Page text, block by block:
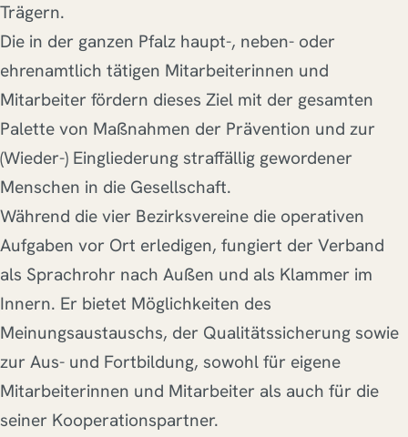
Trägern.
Die in der ganzen Pfalz haupt-, neben- oder
ehrenamtlich tätigen Mitarbeiterinnen und
Mitarbeiter fördern dieses Ziel mit der gesamten
Palette von Maßnahmen der Prävention und zur
(Wieder-) Eingliederung straffällig gewordener
Menschen in die Gesellschaft.
Während die vier Bezirksvereine die operativen
Aufgaben vor Ort erledigen, fungiert der Verband
als Sprachrohr nach Außen und als Klammer im
Innern. Er bietet Möglichkeiten des
Meinungsaustauschs, der Qualitätssicherung sowie
zur Aus- und Fortbildung, sowohl für eigene
Mitarbeiterinnen und Mitarbeiter als auch für die
seiner Kooperationspartner.